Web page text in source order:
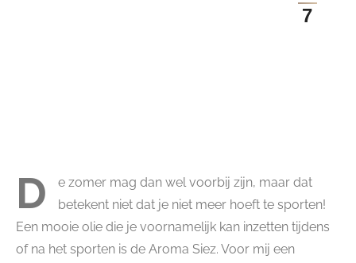
7
D
e zomer mag dan wel voorbij zijn, maar dat
betekent niet dat je niet meer hoeft te sporten!
Een mooie olie die je voornamelijk kan inzetten tijdens
of na het sporten is de Aroma Siez. Voor mij een